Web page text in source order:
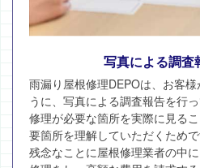
写真による調査
雨漏り屋根修理DEPOは、お客
うに、写真による調査報告を行っ
修理が必要な箇所を実際に見る
要箇所を理解していただくためで
残念なことに屋根修理業者の中